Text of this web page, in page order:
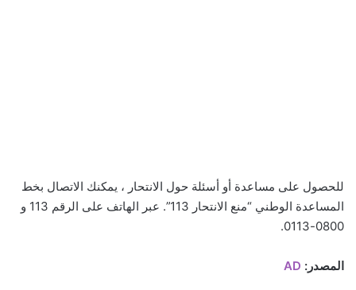
للحصول على مساعدة أو أسئلة حول الانتحار ، يمكنك الاتصال بخط
المساعدة الوطني “منع الانتحار 113”. عبر الهاتف على الرقم 113 و
0800-0113.
المصدر: AD